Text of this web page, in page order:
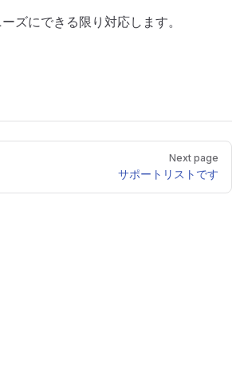
ズにできる限り対応します。
Next page
サポートリストです